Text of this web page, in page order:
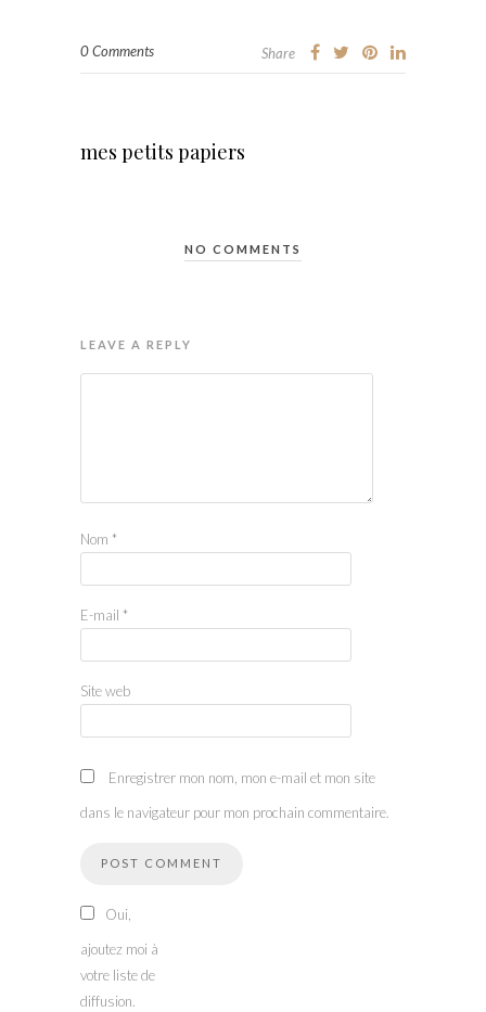
0 Comments Share
mes petits papiers
NO COMMENTS
LEAVE A REPLY
Nom *
E-mail *
Site web
Enregistrer mon nom, mon e-mail et mon site
dans le navigateur pour mon prochain commentaire.
Oui,
ajoutez moi à
votre liste de
diffusion.